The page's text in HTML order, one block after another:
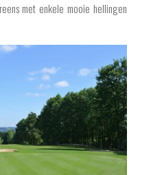
met enkele mooie hellingen